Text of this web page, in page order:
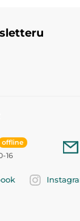
offline
16